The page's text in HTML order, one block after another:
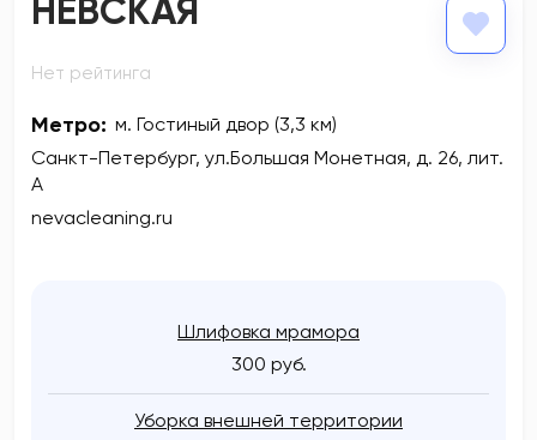
НЕВСКАЯ
Нет рейтинга
Метро: м. Гостиный двор (3,3 км)
Санкт-Петербург, ул.Большая Монетная, д. 26, лит.
А
nevacleaning.ru
Шлифовка мрамора
300 руб.
Уборка внешней территории